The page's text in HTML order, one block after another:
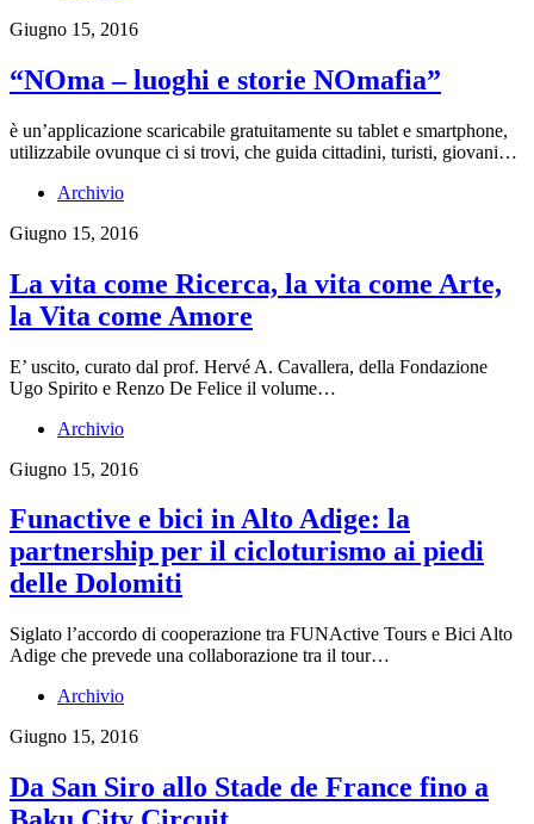
Giugno 15, 2016
“NOma – luoghi e storie NOmafia”
è un’applicazione scaricabile gratuitamente su tablet e smartphone,
utilizzabile ovunque ci si trovi, che guida cittadini, turisti, giovani…
Archivio
Giugno 15, 2016
La vita come Ricerca, la vita come Arte,
la Vita come Amore
E’ uscito, curato dal prof. Hervé A. Cavallera, della Fondazione
Ugo Spirito e Renzo De Felice il volume…
Archivio
Giugno 15, 2016
Funactive e bici in Alto Adige: la
partnership per il cicloturismo ai piedi
delle Dolomiti
Siglato l’accordo di cooperazione tra FUNActive Tours e Bici Alto
Adige che prevede una collaborazione tra il tour…
Archivio
Giugno 15, 2016
Da San Siro allo Stade de France fino a